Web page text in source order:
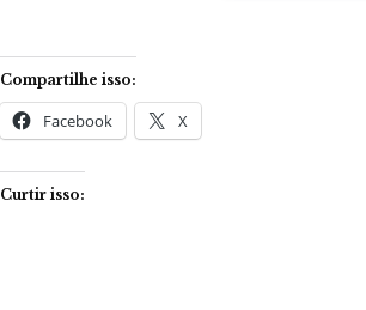
Compartilhe isso:
Facebook X
Curtir isso: